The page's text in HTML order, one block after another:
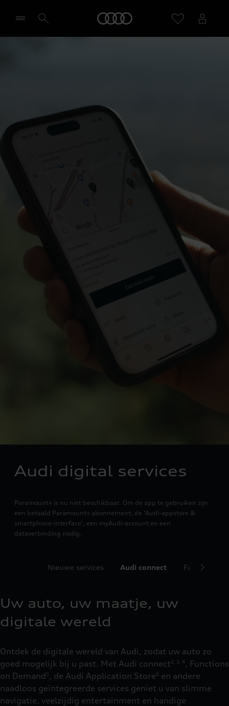
Audi digital services
Paramount+ is nu niet beschikbaar. Om de app te gebruiken zijn
een betaald Paramount+ abonnement, de 'Audi-appstore &
smartphone-interface', een myAudi-account en een
dataverbinding nodig.
Nieuwe services Audi connect Favoriete
Uw auto, uw maatje, uw
digitale wereld
Ontdek de digitale wereld van Audi, zodat uw auto zo
goed mogelijk bij u past. Met Audi connect2 3 4 , Functions
on Demand5 , de Audi Application Store6 en andere
naadloos geïntegreerde services geniet u van slimme
navigatie, veelzijdig entertainment en handige